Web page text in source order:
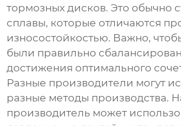
тормозных дисков. Это обычно
сплавы, которые отличаются
износостойкостью. Важно,
были правильно
достижения оптимального
Разные производители могут
разные методы производства.
производитель может